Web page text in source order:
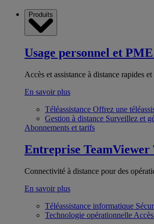
Produits
Usage personnel et PME
Accès et assistance à distance rapides et
En savoir plus
Téléassistance Offrez une
Gestion à distance Surveillez et
Abonnements et tarifs
Entreprise TeamViewer
Connectivité à distance pour des
En savoir plus
Téléassistance informatique
Technologie opérationnelle